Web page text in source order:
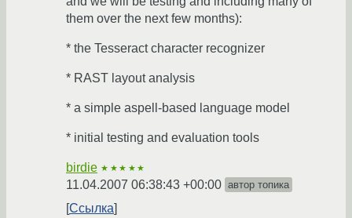
them over the next few months):
* the Tesseract character recognizer
* RAST layout analysis
* a simple aspell-based language model
* initial testing and evaluation tools
birdie ★★★★★
11.04.2007 06:38:43 +00:00 автор топика
Ссылка